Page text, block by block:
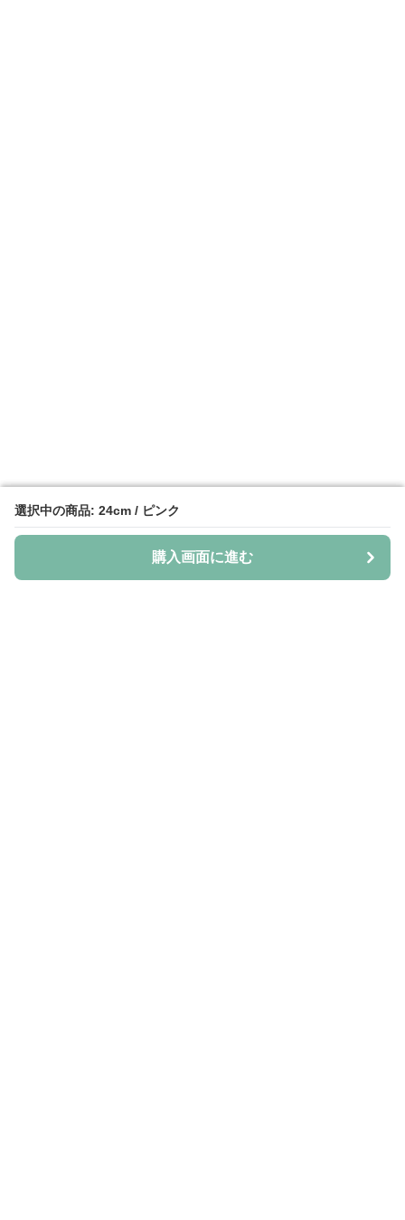
選択中の商品: 24cm / ピンク
購入画面に進む
選択中の商品: 24cm / ピンク
購入画面に進む